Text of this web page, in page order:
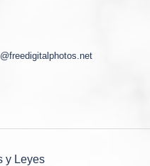
y Leyes